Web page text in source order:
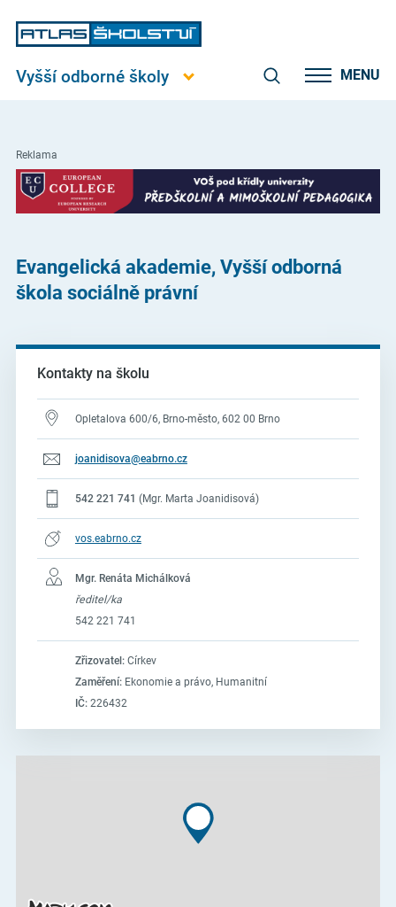
Vyšší odborné školy MENU
Reklama
Evangelická akademie, Vyšší odborná
škola sociálně právní
Kontakty na školu
Opletalova 600/6, Brno-město, 602 00 Brno
joanidisova@eabrno.cz
542 221 741 (Mgr. Marta Joanidisová)
vos.eabrno.cz
Mgr. Renáta Michálková
ředitel/ka
542 221 741
Zřizovatel:Církev
Zaměření:Ekonomie a právo, Humanitní
IČ:226432